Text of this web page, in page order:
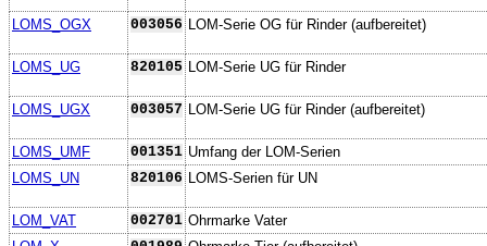
LOMS_OGX 003056 LOM-Serie OG für Rinder (aufbereitet)
LOMS_UG 820105 LOM-Serie UG für Rinder
LOMS_UGX 003057 LOM-Serie UG für Rinder (aufbereitet)
LOMS_UMF 001351 Umfang der LOM-Serien
LOMS_UN
820106 LOMS-Serien für UN
LOM_VAT 002701 Ohrmarke Vater